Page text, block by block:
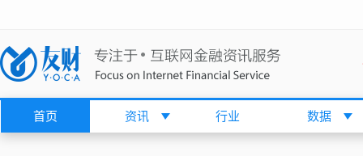
首页 资讯 行业 数据